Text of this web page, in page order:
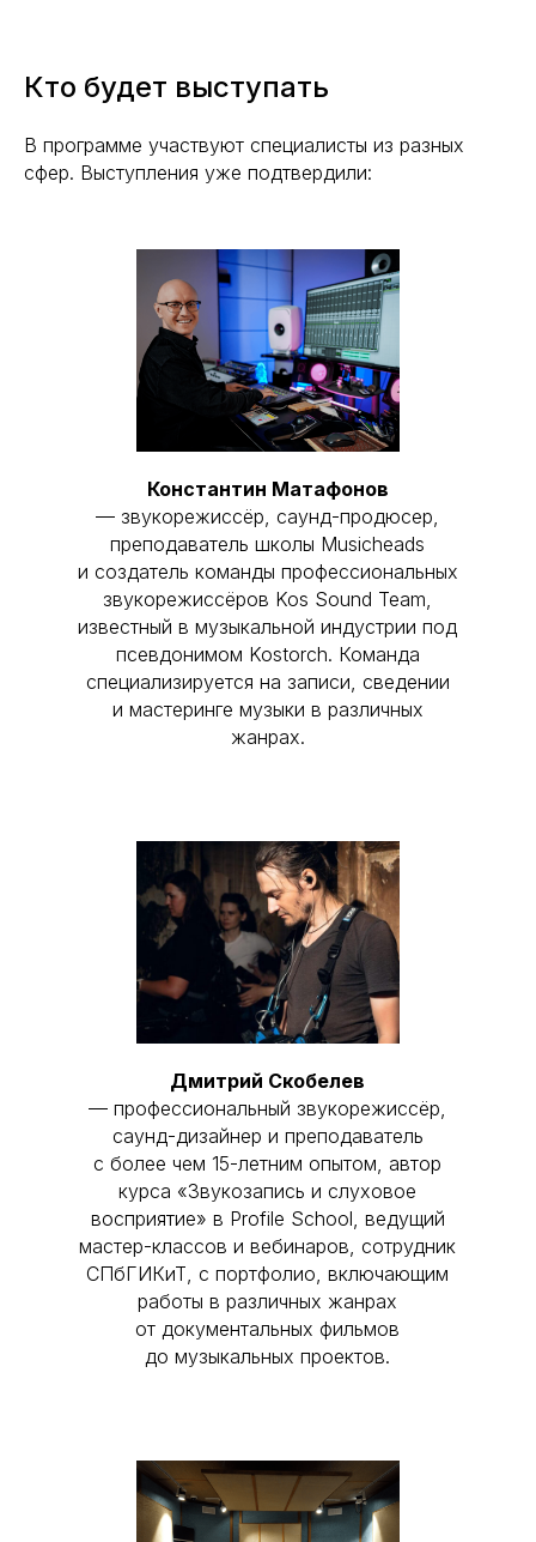
Кто будет выступать
В программе участвуют специалисты из разных
сфер. Выступления уже подтвердили:
Константин Матафонов
— звукорежиссёр, саунд-продюсер,
преподаватель школы Musicheads
и создатель команды профессиональных
звукорежиссёров Kos Sound Team,
известный в музыкальной индустрии под
псевдонимом Kostorch. Команда
специализируется на записи, сведении
и мастеринге музыки в различных
жанрах.
Дмитрий Скобелев
— профессиональный звукорежиссёр,
саунд-дизайнер и преподаватель
с более чем 15-летним опытом, автор
курса «Звукозапись и слуховое
восприятие» в Profile School, ведущий
мастер-классов и вебинаров, сотрудник
СПбГИКиТ, с портфолио, включающим
работы в различных жанрах
от документальных фильмов
до музыкальных проектов.